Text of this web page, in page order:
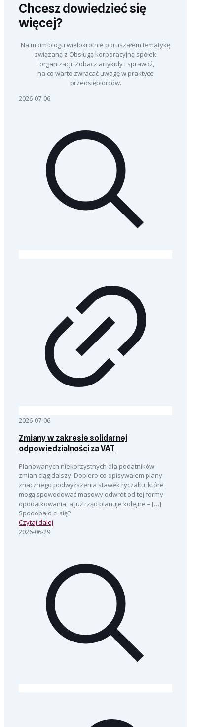
Chcesz dowiedzieć się
więcej?
Na moim blogu wielokrotnie poruszałem tematykę
związaną z Obsługą korporacyjną spółek
i organizacji. Zobacz artykuły i sprawdź,
na co warto zwracać uwagę w praktyce
przedsiębiorców.
2026-07-06
2026-07-06
Zmiany w zakresie solidarnej
odpowiedzialności za VAT
Planowanych niekorzystnych dla podatników
zmian ciąg dalszy. Dopiero co opisywałem plany
znacznego podwyższenia stawek ryczałtu, które
mogą spowodować masowy odwrót od tej formy
opodatkowania, a już rząd planuje kolejne – […]
Spodobało ci się?
Czytaj dalej
2026-06-29